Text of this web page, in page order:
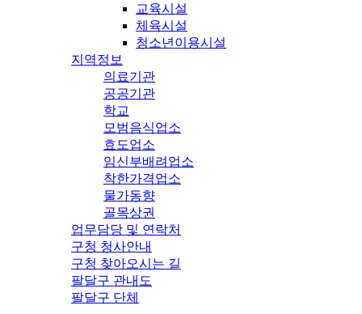
교육시설
체육시설
청소년이용시설
지역정보
의료기관
공공기관
학교
모범음식업소
효도업소
임신부배려업소
착한가격업소
물가동향
골목상권
업무담당 및 연락처
구청 청사안내
구청 찾아오시는 길
팔달구 관내도
팔달구 단체